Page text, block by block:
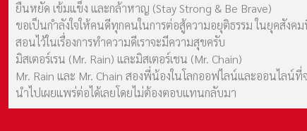
ยืนหยัด เข้มแข็ง และกล้าหาญ (Stay Strong & Be Brave)
ขอเป็นกำลังใจให้คนดีทุกคนในการต่อสู้ความอยุติธรรม ในยุคสัง
สอนไว้ในเรื่องการทำความดีเราจะมีความสุขครับ
มิสเตอร์เรน (Mr. Rain) และมิสเตอร์เชน (Mr. Chain)
Mr. Rain และ Mr. Chain สองพี่น้องในโลกออฟไลน์และออนไลน์ที่
นำไปเผยแพร่ต่อได้เลยโดยไม่ต้องตอบแทนกลับมา